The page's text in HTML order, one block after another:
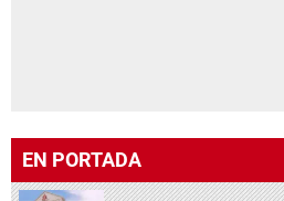
EN PORTADA